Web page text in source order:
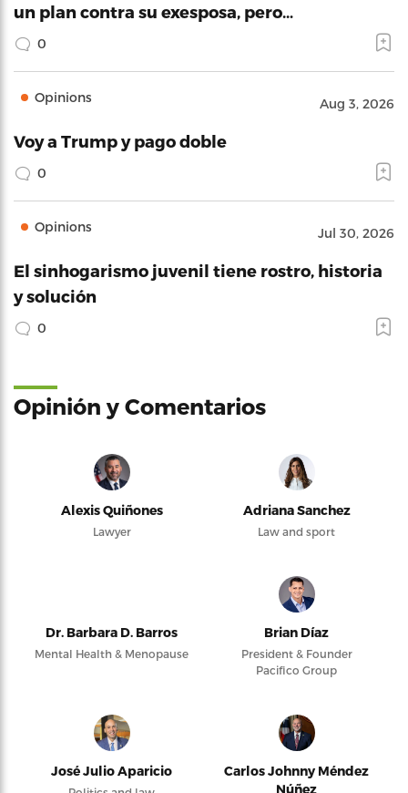
un plan contra su exesposa, pero…
0
Opinions Aug 3, 2026
Voy a Trump y pago doble
0
Opinions Jul 30, 2026
El sinhogarismo juvenil tiene rostro, historia
y solución
0
Opinión y Comentarios
Alexis Quiñones
Lawyer
Adriana Sanchez
Law and sport
Dr. Barbara D. Barros
Mental Health & Menopause
Brian Díaz
President & Founder
Pacifico Group
José Julio Aparicio
Carlos Johnny Méndez
Núñez